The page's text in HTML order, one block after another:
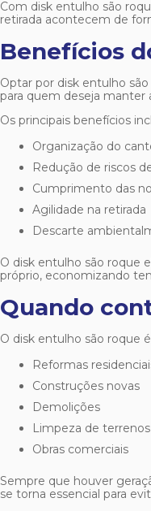
Com disk entulho são
retirada acontecem de
Benefícios
Optar por disk entulho
para quem deseja manter
Os principais benefícios
Organização do
Redução de riscos
Cumprimento das
Agilidade na retirada
Descarte
O disk entulho são roque
próprio, economizando
Quando
O disk entulho são roque
Reformas
Construções novas
Demolições
Limpeza de terrenos
Obras comerciais
Sempre que houver
se torna essencial para